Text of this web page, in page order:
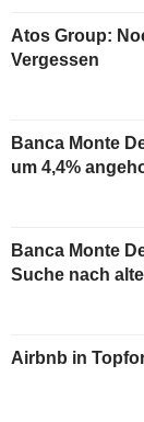
Atos Group:
Vergessen
Banca Monte
um 4,4%
Banca Monte
Suche nach
Airbnb in